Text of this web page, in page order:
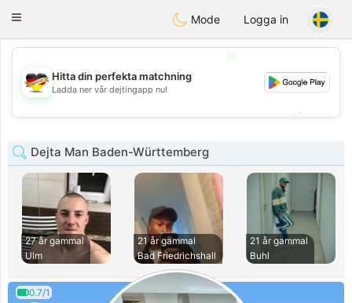
Deutsch Dating
Toggle
Mode Logga in
💖
💕
Hitta din perfekta matchning
Ladda ner vår dejtingapp nu!
Dejta Man Baden-Württemberg
27 år gammal
Ulm
21 år gammal
Bad Friedrichshall
21 år gammal
Buhl
0.7/1